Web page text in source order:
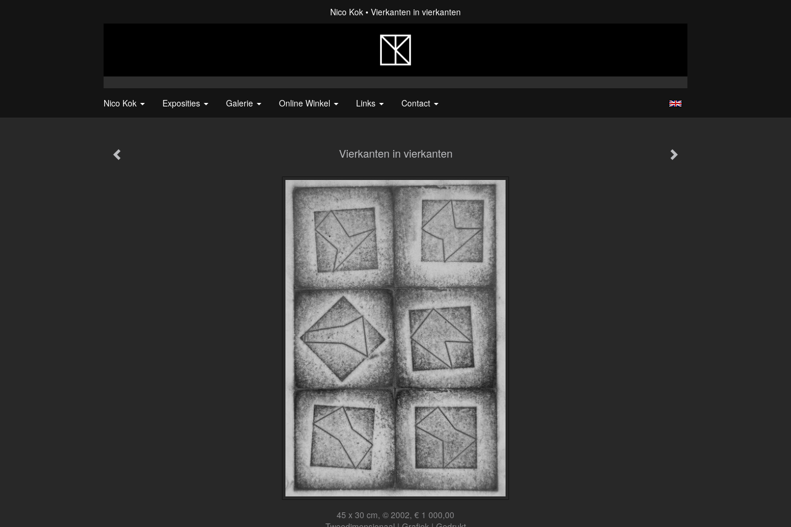
Nico Kok Vierkanten in vierkanten
Nico Kok Exposities Galerie Online Winkel Links Contact
Vierkanten in vierkanten
45 x 30 cm, © 2002, € 1 000,00